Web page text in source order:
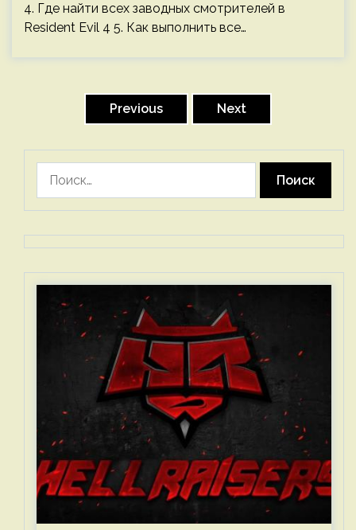
4. Где найти всех заводных смотрителей в
Resident Evil 4 5. Как выполнить все…
Previous Next